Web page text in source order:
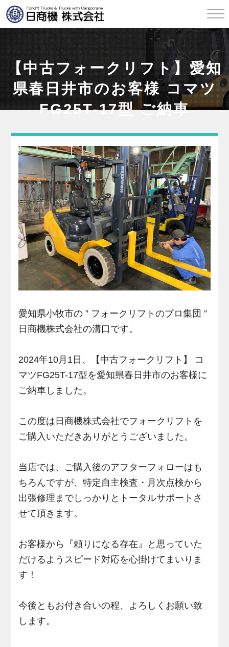
【中古フォークリフト】愛知
県春日井市のお客様 コマツ
FG25T-17型 ご納車
愛知県小牧市の ” フォークリフトのプロ集団 ”
日商機株式会社の溝口です。
2024年10月1日、【中古フォークリフト】 コ
マツFG25T-17型を愛知県春日井市のお客様に
ご納車しました。
この度は日商機株式会社でフォークリフトを
ご購入いただきありがとうございました。
当店では、ご購入後のアフターフォローはも
ちろんですが、特定自主検査・月次点検から
出張修理までしっかりとトータルサポートさ
せて頂きます。
お客様から『頼りになる存在』と思っていた
だけるようスピード対応を心掛けてまいりま
す！
今後ともお付き合いの程、よろしくお願い致
します。